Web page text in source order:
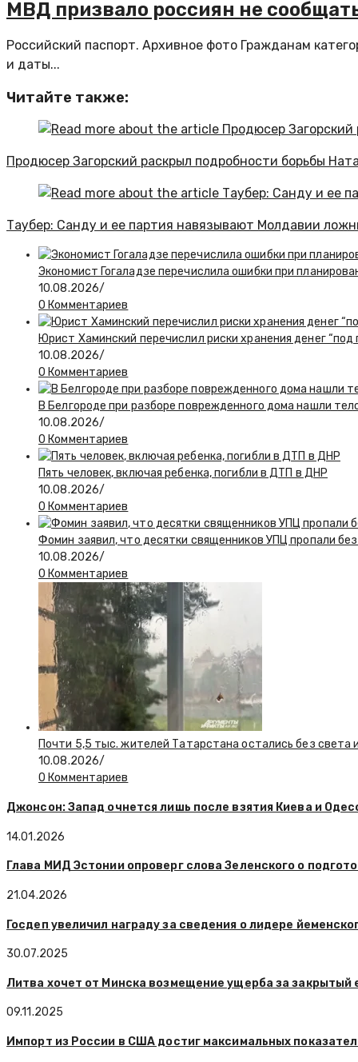
МВД призвало россиян не
Российский паспорт. Архивное фото Гражданам
и даты...
Читайте также:
Продюсер Загорский раскрыл подробности борьбы
Таубер: Санду и ее партия навязывают Молдавии
Экономист Гогаладзе перечислила ошибки при
10.08.2026/
0 Комментариев
Юрист Хаминский перечислил риски хранения денег “под
10.08.2026/
0 Комментариев
В Белгороде при разборе поврежденного дома нашли
10.08.2026/
0 Комментариев
Пять человек, включая ребенка, погибли в ДТП в ДНР
10.08.2026/
0 Комментариев
Фомин заявил, что десятки священников УПЦ пропали
10.08.2026/
0 Комментариев
Почти 5,5 тыс. жителей Татарстана остались без света
10.08.2026/
0 Комментариев
Джонсон: Запад очнется лишь после взятия Киева и
14.01.2026
Глава МИД Эстонии опроверг слова Зеленского о
21.04.2026
Госдеп увеличил награду за сведения о лидере
30.07.2025
Литва хочет от Минска возмещение ущерба за закрытый
09.11.2025
Импорт из России в США достиг максимальных